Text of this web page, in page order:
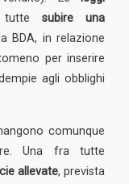
tutte subire una
BDA, in relazione
per inserire
agli obblighi
comunque
Una fra tutte
allevate, prevista